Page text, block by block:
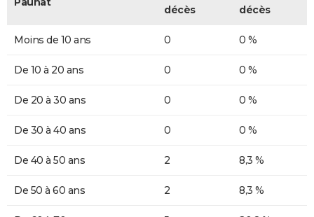
décès
décès
Moins de 10 ans 0 0 %
De 10 à 20 ans 0 0 %
De 20 à 30 ans 0 0 %
De 30 à 40 ans 0 0 %
De 40 à 50 ans 2 8,3 %
De 50 à 60 ans 2 8,3 %